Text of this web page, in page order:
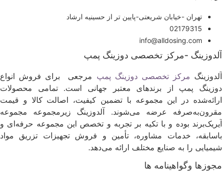
تهران -خیابان شریعتی-پایین تر از حسینیه ارشاد
02179315
info@alldosing.com
آلدوزینگ -مرکز تخصصی دوزینگ پمپ
مرکز تخصصی دوزینگ پمپ مرجعی برای فروش انواع
دوزینگ پمپ از برندهای معتبر جهانی است. تمامی محصولات
ارائه‌شده در این مجموعه با تضمین کیفیت، اصالت کالا و قیمت
مقرون‌به‌صرفه عرضه می‌شوند. آلدوزینگ زیرمجموعه مجموعه
آیریک‌برند بوده و با تکیه بر تجربه و تخصص این مجموعه حرفه‌ای و
باسابقه، خدمات مشاوره، تأمین و فروش تجهیزات تزریق مواد
شیمیایی را به صنایع مختلف ارائه می‌دهد.
مجوزها وگواهینامه ها